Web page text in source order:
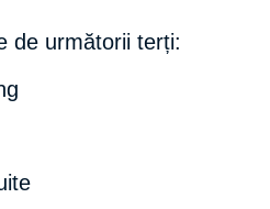
de următorii terți: